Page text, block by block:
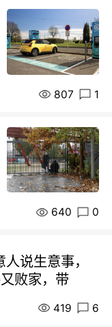
807 1
640 0
说生意事，
败家，带
419 6